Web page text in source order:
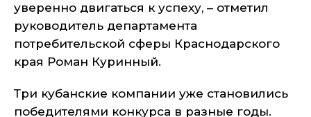
уверенно двигаться к успеху, – отметил
руководитель департамента
потребительской сферы Краснодарского
края Роман Куринный.
Три кубанские компании уже становились
победителями конкурса в разные годы.